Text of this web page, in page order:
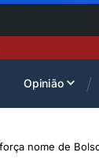
Opinião
nome de